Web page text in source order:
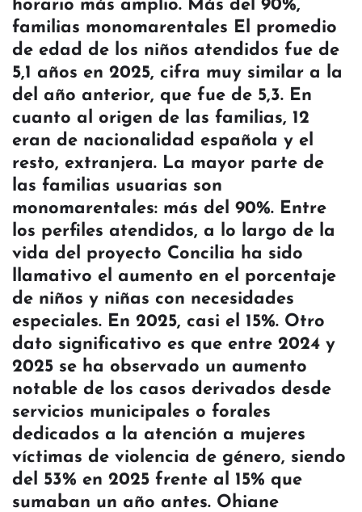
horario más amplio. Más del 90%,
familias monomarentales El promedio
de edad de los niños atendidos fue de
5,1 años en 2025, cifra muy similar a la
del año anterior, que fue de 5,3. En
cuanto al origen de las familias, 12
eran de nacionalidad española y el
resto, extranjera. La mayor parte de
las familias usuarias son
monomarentales: más del 90%. Entre
los perfiles atendidos, a lo largo de la
vida del proyecto Concilia ha sido
llamativo el aumento en el porcentaje
de niños y niñas con necesidades
especiales. En 2025, casi el 15%. Otro
dato significativo es que entre 2024 y
2025 se ha observado un aumento
notable de los casos derivados desde
servicios municipales o forales
dedicados a la atención a mujeres
víctimas de violencia de género, siendo
del 53% en 2025 frente al 15% que
sumaban un año antes. Ohiane